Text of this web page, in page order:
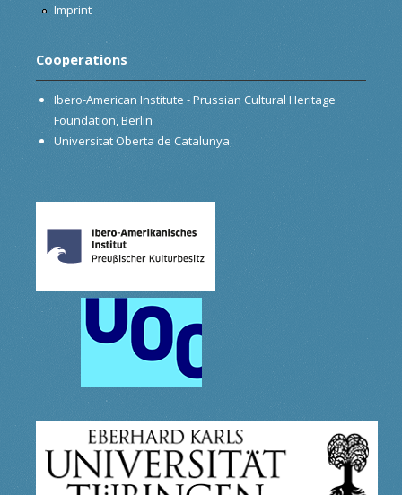
Imprint
Cooperations
Ibero-American Institute - Prussian Cultural Heritage
Foundation, Berlin
Universitat Oberta de Catalunya